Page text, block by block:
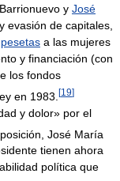
y José
evasión de capitales,
pesetas a las mujeres
y financiación (con
los fondos
en 1983. [19]
y dolor» por el
José María
tienen ahora
política que